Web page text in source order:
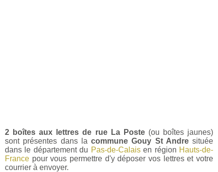
2 boîtes aux lettres de rue La Poste(ou boîtes jaunes)
sont présentes dans la commune Gouy St Andresituée
dans le département du Pas-de-Calaisen région Hauts-de-
France pour vous permettre d'y déposer vos lettres et votre
courrier à envoyer.